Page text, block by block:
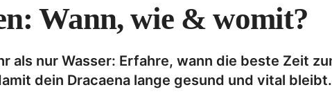
Wann, wie & womit?
als nur Wasser: Erfahre, wann die beste Zeit
dein Dracaena lange gesund und vital bleibt.